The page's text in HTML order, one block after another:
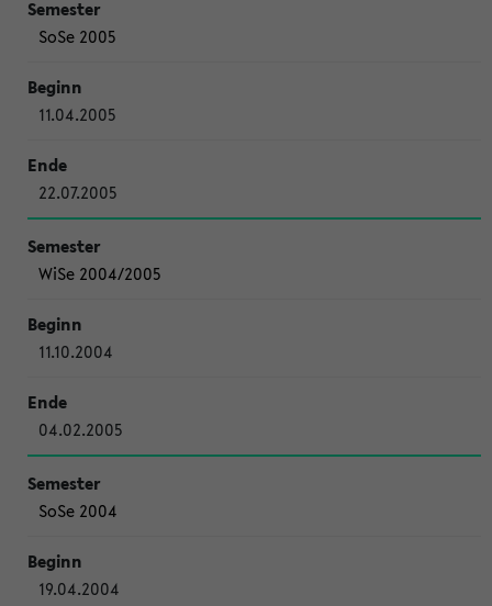
SoSe 2005
11.04.2005
22.07.2005
WiSe 2004/2005
11.10.2004
04.02.2005
SoSe 2004
19.04.2004